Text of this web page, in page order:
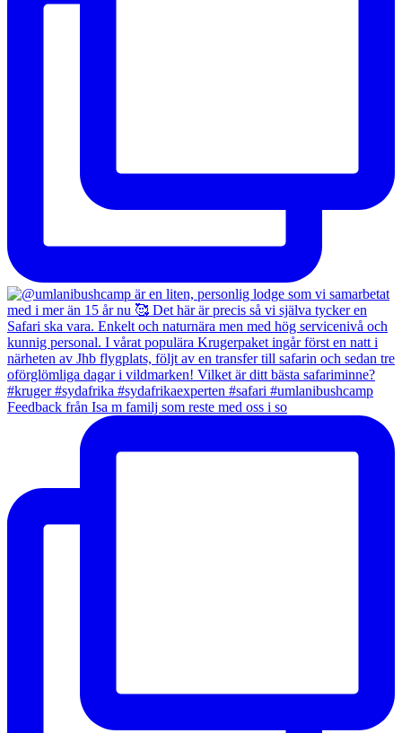
Feedback från Isa m familj som reste med oss i so